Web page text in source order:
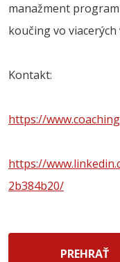
manažment
koučing vo viacerých
Kontakt:
https://
https://
2b384b20/
PREHRAŤ